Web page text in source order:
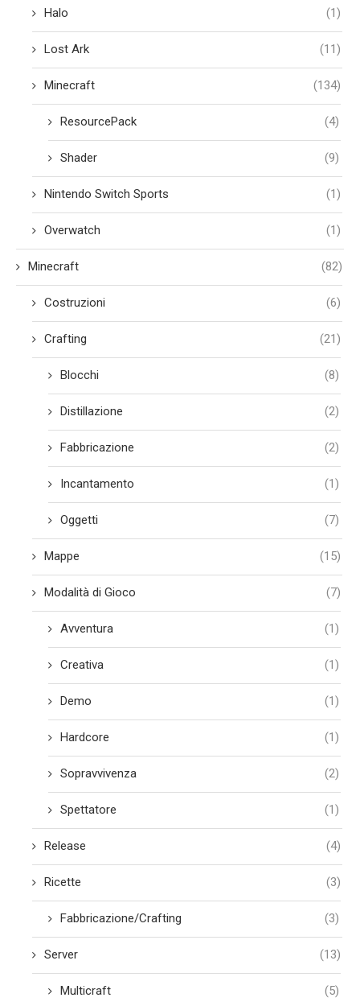
Halo (1)
Lost Ark (11)
Minecraft (134)
ResourcePack (4)
Shader (9)
Nintendo Switch Sports (1)
Overwatch (1)
Minecraft (82)
Costruzioni (6)
Crafting (21)
Blocchi (8)
Distillazione (2)
Fabbricazione (2)
Incantamento (1)
Oggetti (7)
Mappe (15)
Modalità di Gioco (7)
Avventura (1)
Creativa (1)
Demo (1)
Hardcore (1)
Sopravvivenza (2)
Spettatore (1)
Release (4)
Ricette (3)
Fabbricazione/Crafting (3)
Server (13)
Multicraft (5)